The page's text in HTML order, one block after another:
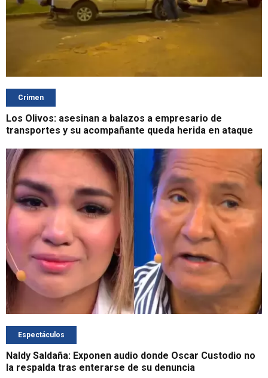
Crimen
Los Olivos: asesinan a balazos a empresario de
transportes y su acompañante queda herida en ataque
Espectáculos
Naldy Saldaña: Exponen audio donde Oscar Custodio no
la respalda tras enterarse de su denuncia